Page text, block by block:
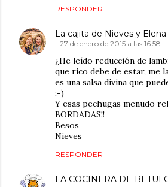
RESPONDER
La cajita de Nieves y Elena
27 de enero de 2015 a las 16:58
¿He leído reducción de
que rico debe de estar, me
es una salsa divina que
;-)
Y esas pechugas menudo
BORDADAS!!
Besos
Nieves
RESPONDER
LA COCINERA DE